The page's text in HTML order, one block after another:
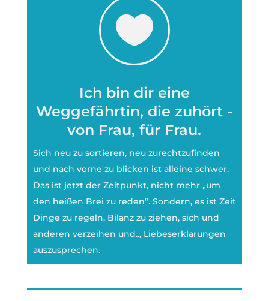

Ich bin dir eine
Weggefährtin, die zuhört -
von Frau, für Frau.
Sich neu zu sortieren, neu zurechtzufinden
und nach vorne zu blicken ist alleine schwer.
Das ist jetzt der Zeitpunkt, nicht mehr „um
den heißen Brei zu reden“. Sondern, es ist Zeit
Dinge zu regeln, Bilanz zu ziehen, sich und
anderen verzeihen und.., Liebeserklärungen
auszusprechen.